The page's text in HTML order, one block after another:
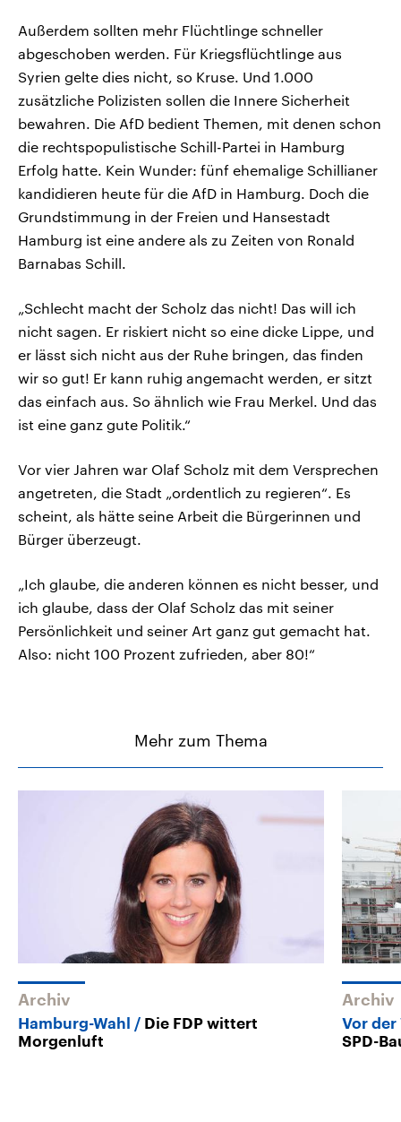
Außerdem sollten mehr Flüchtlinge schneller
abgeschoben werden. Für Kriegsflüchtlinge aus
Syrien gelte dies nicht, so Kruse. Und 1.000
zusätzliche Polizisten sollen die Innere Sicherheit
bewahren. Die AfD bedient Themen, mit denen schon
die rechtspopulistische Schill-Partei in Hamburg
Erfolg hatte. Kein Wunder: fünf ehemalige Schillianer
kandidieren heute für die AfD in Hamburg. Doch die
Grundstimmung in der Freien und Hansestadt
Hamburg ist eine andere als zu Zeiten von Ronald
Barnabas Schill.
„Schlecht macht der Scholz das nicht! Das will ich
nicht sagen. Er riskiert nicht so eine dicke Lippe, und
er lässt sich nicht aus der Ruhe bringen, das finden
wir so gut! Er kann ruhig angemacht werden, er sitzt
das einfach aus. So ähnlich wie Frau Merkel. Und das
ist eine ganz gute Politik.“
Vor vier Jahren war Olaf Scholz mit dem Versprechen
angetreten, die Stadt „ordentlich zu regieren“. Es
scheint, als hätte seine Arbeit die Bürgerinnen und
Bürger überzeugt.
„Ich glaube, die anderen können es nicht besser, und
ich glaube, dass der Olaf Scholz das mit seiner
Persönlichkeit und seiner Art ganz gut gemacht hat.
Also: nicht 100 Prozent zufrieden, aber 80!“
Mehr zum Thema
Archiv
Hamburg-Wahl
Die FDP wittert
Morgenluft
Archiv
Vor der
SPD-